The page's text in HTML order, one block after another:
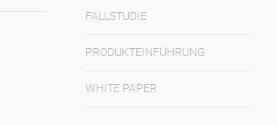
FALLSTUDIE
PRODUKTEINFÜHRUNG
WHITE PAPER